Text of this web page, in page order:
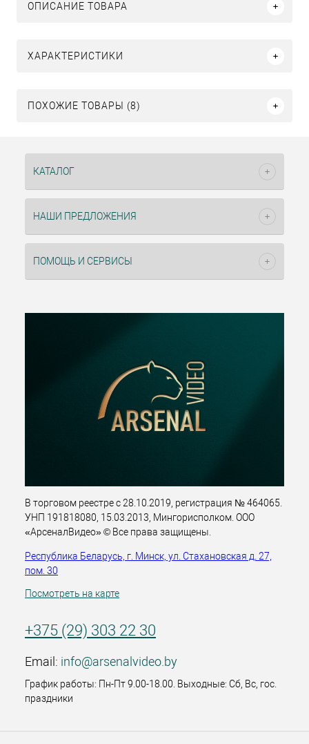
ОПИСАНИЕ ТОВАРА
ХАРАКТЕРИСТИКИ
ПОХОЖИЕ ТОВАРЫ (8)
КАТАЛОГ
НАШИ ПРЕДЛОЖЕНИЯ
ПОМОЩЬ И СЕРВИСЫ
В торговом реестре с 28.10.2019, регистрация № 464065.
УНП 191818080, 15.03.2013, Мингорисполком. ООО
«АрсеналВидео» © Все права защищены.
Республика Беларусь, г. Минск, ул. Стахановская д. 27,
пом. 30
Посмотреть на карте
+375 (29) 303 22 30
Email: info@arsenalvideo.by
График работы: Пн-Пт 9.00-18.00. Выходные: Сб, Вс, гос.
праздники